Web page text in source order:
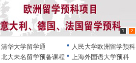
1 2
清华大学留学通
人民大学欧洲留学预科
北大未名留学预备课程
上海外国语大学预科